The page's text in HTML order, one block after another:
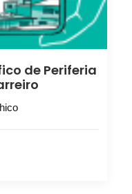
de Periferia